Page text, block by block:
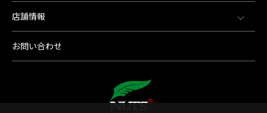
店舗情報
お問い合わせ